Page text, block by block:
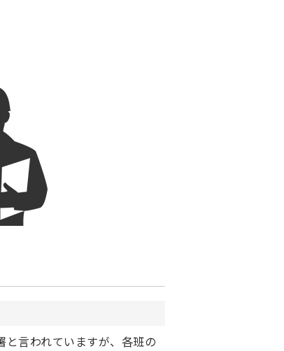
言われていますが、各班の